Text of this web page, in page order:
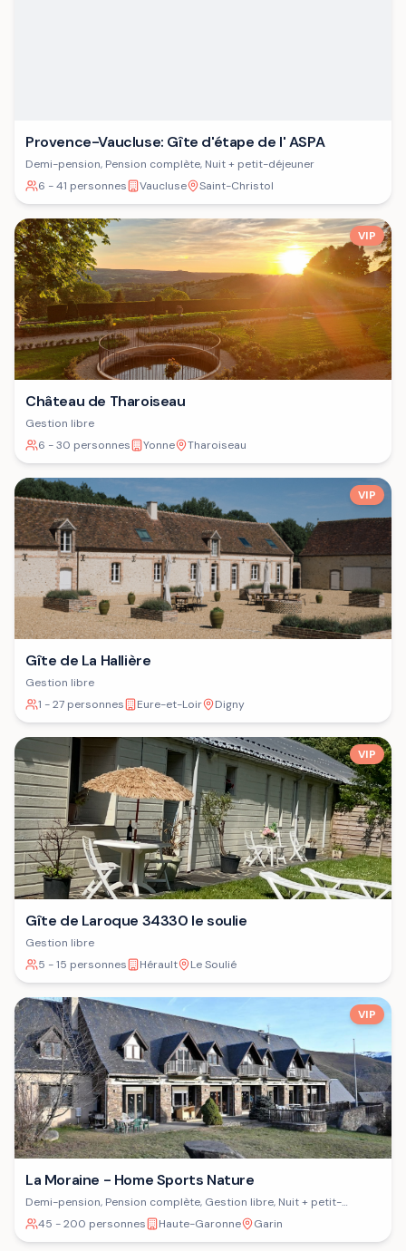
Provence-Vaucluse: Gîte d'étape de l' ASPA
Demi-pension, Pension complète, Nuit + petit-déjeuner
6 - 41 personnes
Vaucluse Saint-Christol
VIP
Château de Tharoiseau
Gestion libre
6 - 30 personnes
Yonne Tharoiseau
VIP
Gîte de La Hallière
Gestion libre
1 - 27 personnes
Eure-et-Loir Digny
VIP
Gîte de Laroque 34330 le soulie
Gestion libre
5 - 15 personnes
Hérault Le Soulié
VIP
La Moraine - Home Sports Nature
Demi-pension, Pension complète, Gestion libre, Nuit + petit-
déjeuner
45 - 200 personnes Haute-Garonne Garin